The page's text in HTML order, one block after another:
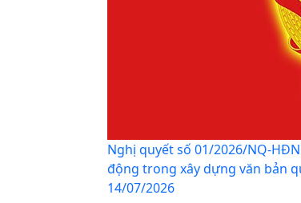
Nghị quyết số 01/2026/NQ-
động trong xây dựng văn bản
14/07/2026